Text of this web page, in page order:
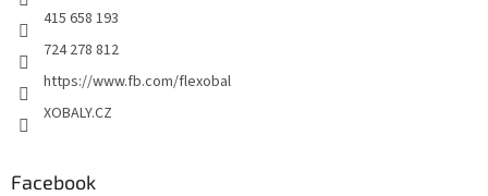
415 658 193
724 278 812
https://www.fb.com/flexobal
XOBALY.CZ
Facebook